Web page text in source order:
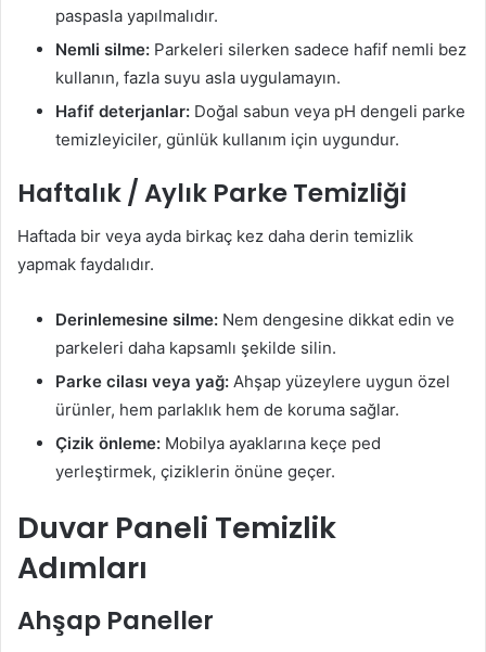
paspasla yapılmalıdır.
Nemli silme: Parkeleri silerken sadece hafif nemli bez
kullanın, fazla suyu asla uygulamayın.
Hafif deterjanlar: Doğal sabun veya pH dengeli parke
temizleyiciler, günlük kullanım için uygundur.
Haftalık / Aylık Parke Temizliği
Haftada bir veya ayda birkaç kez daha derin temizlik
yapmak faydalıdır.
Derinlemesine silme: Nem dengesine dikkat edin ve
parkeleri daha kapsamlı şekilde silin.
Parke cilası veya yağ: Ahşap yüzeylere uygun özel
ürünler, hem parlaklık hem de koruma sağlar.
Çizik önleme: Mobilya ayaklarına keçe ped
yerleştirmek, çiziklerin önüne geçer.
Duvar Paneli Temizlik
Adımları
Ahşap Paneller